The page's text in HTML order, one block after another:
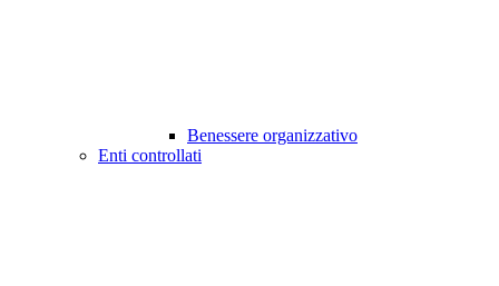
Benessere organizzativo
Enti controllati